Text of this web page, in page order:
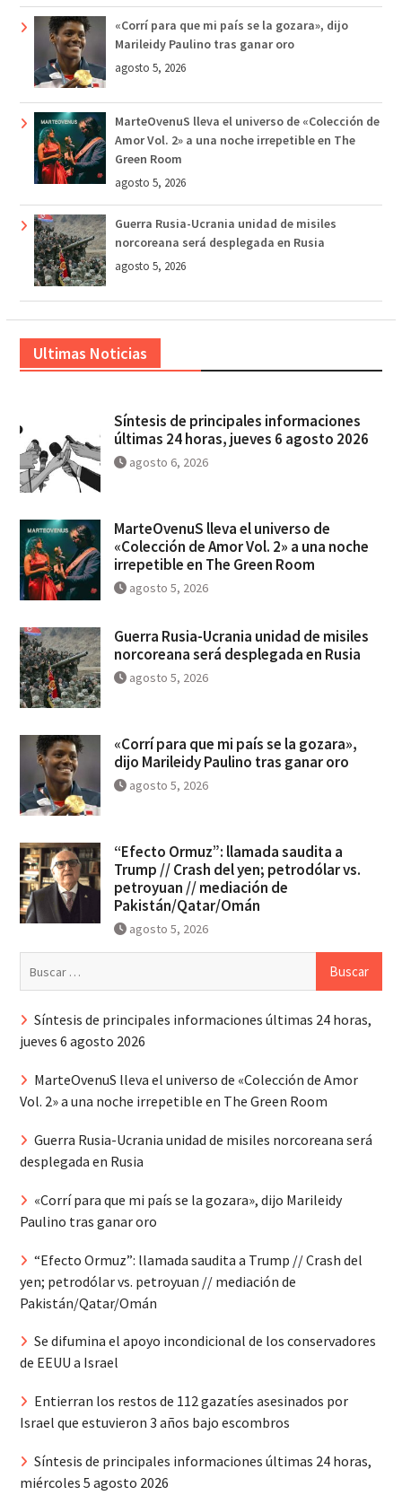
«Corrí para que mi país se la gozara», dijo
Marileidy Paulino tras ganar oro
agosto 5, 2026
MarteOvenuS lleva el universo de «Colección de
Amor Vol. 2» a una noche irrepetible en The
Green Room
agosto 5, 2026
Guerra Rusia-Ucrania unidad de misiles
norcoreana será desplegada en Rusia
agosto 5, 2026
Ultimas Noticias
Síntesis de principales informaciones
últimas 24 horas, jueves 6 agosto 2026
agosto 6, 2026
MarteOvenuS lleva el universo de
«Colección de Amor Vol. 2» a una noche
irrepetible en The Green Room
agosto 5, 2026
Guerra Rusia-Ucrania unidad de misiles
norcoreana será desplegada en Rusia
agosto 5, 2026
«Corrí para que mi país se la gozara»,
dijo Marileidy Paulino tras ganar oro
agosto 5, 2026
“Efecto Ormuz”: llamada saudita a
Trump // Crash del yen; petrodólar vs.
petroyuan // mediación de
Pakistán/Qatar/Omán
agosto 5, 2026
Síntesis de principales informaciones últimas 24 horas,
jueves 6 agosto 2026
MarteOvenuS lleva el universo de «Colección de Amor
Vol. 2» a una noche irrepetible en The Green Room
Guerra Rusia-Ucrania unidad de misiles norcoreana será
desplegada en Rusia
«Corrí para que mi país se la gozara», dijo Marileidy
Paulino tras ganar oro
“Efecto Ormuz”: llamada saudita a Trump // Crash del
yen; petrodólar vs. petroyuan // mediación de
Pakistán/Qatar/Omán
Se difumina el apoyo incondicional de los conservadores
de EEUU a Israel
Entierran los restos de 112 gazatíes asesinados por
Israel que estuvieron 3 años bajo escombros
Síntesis de principales informaciones últimas 24 horas,
miércoles 5 agosto 2026